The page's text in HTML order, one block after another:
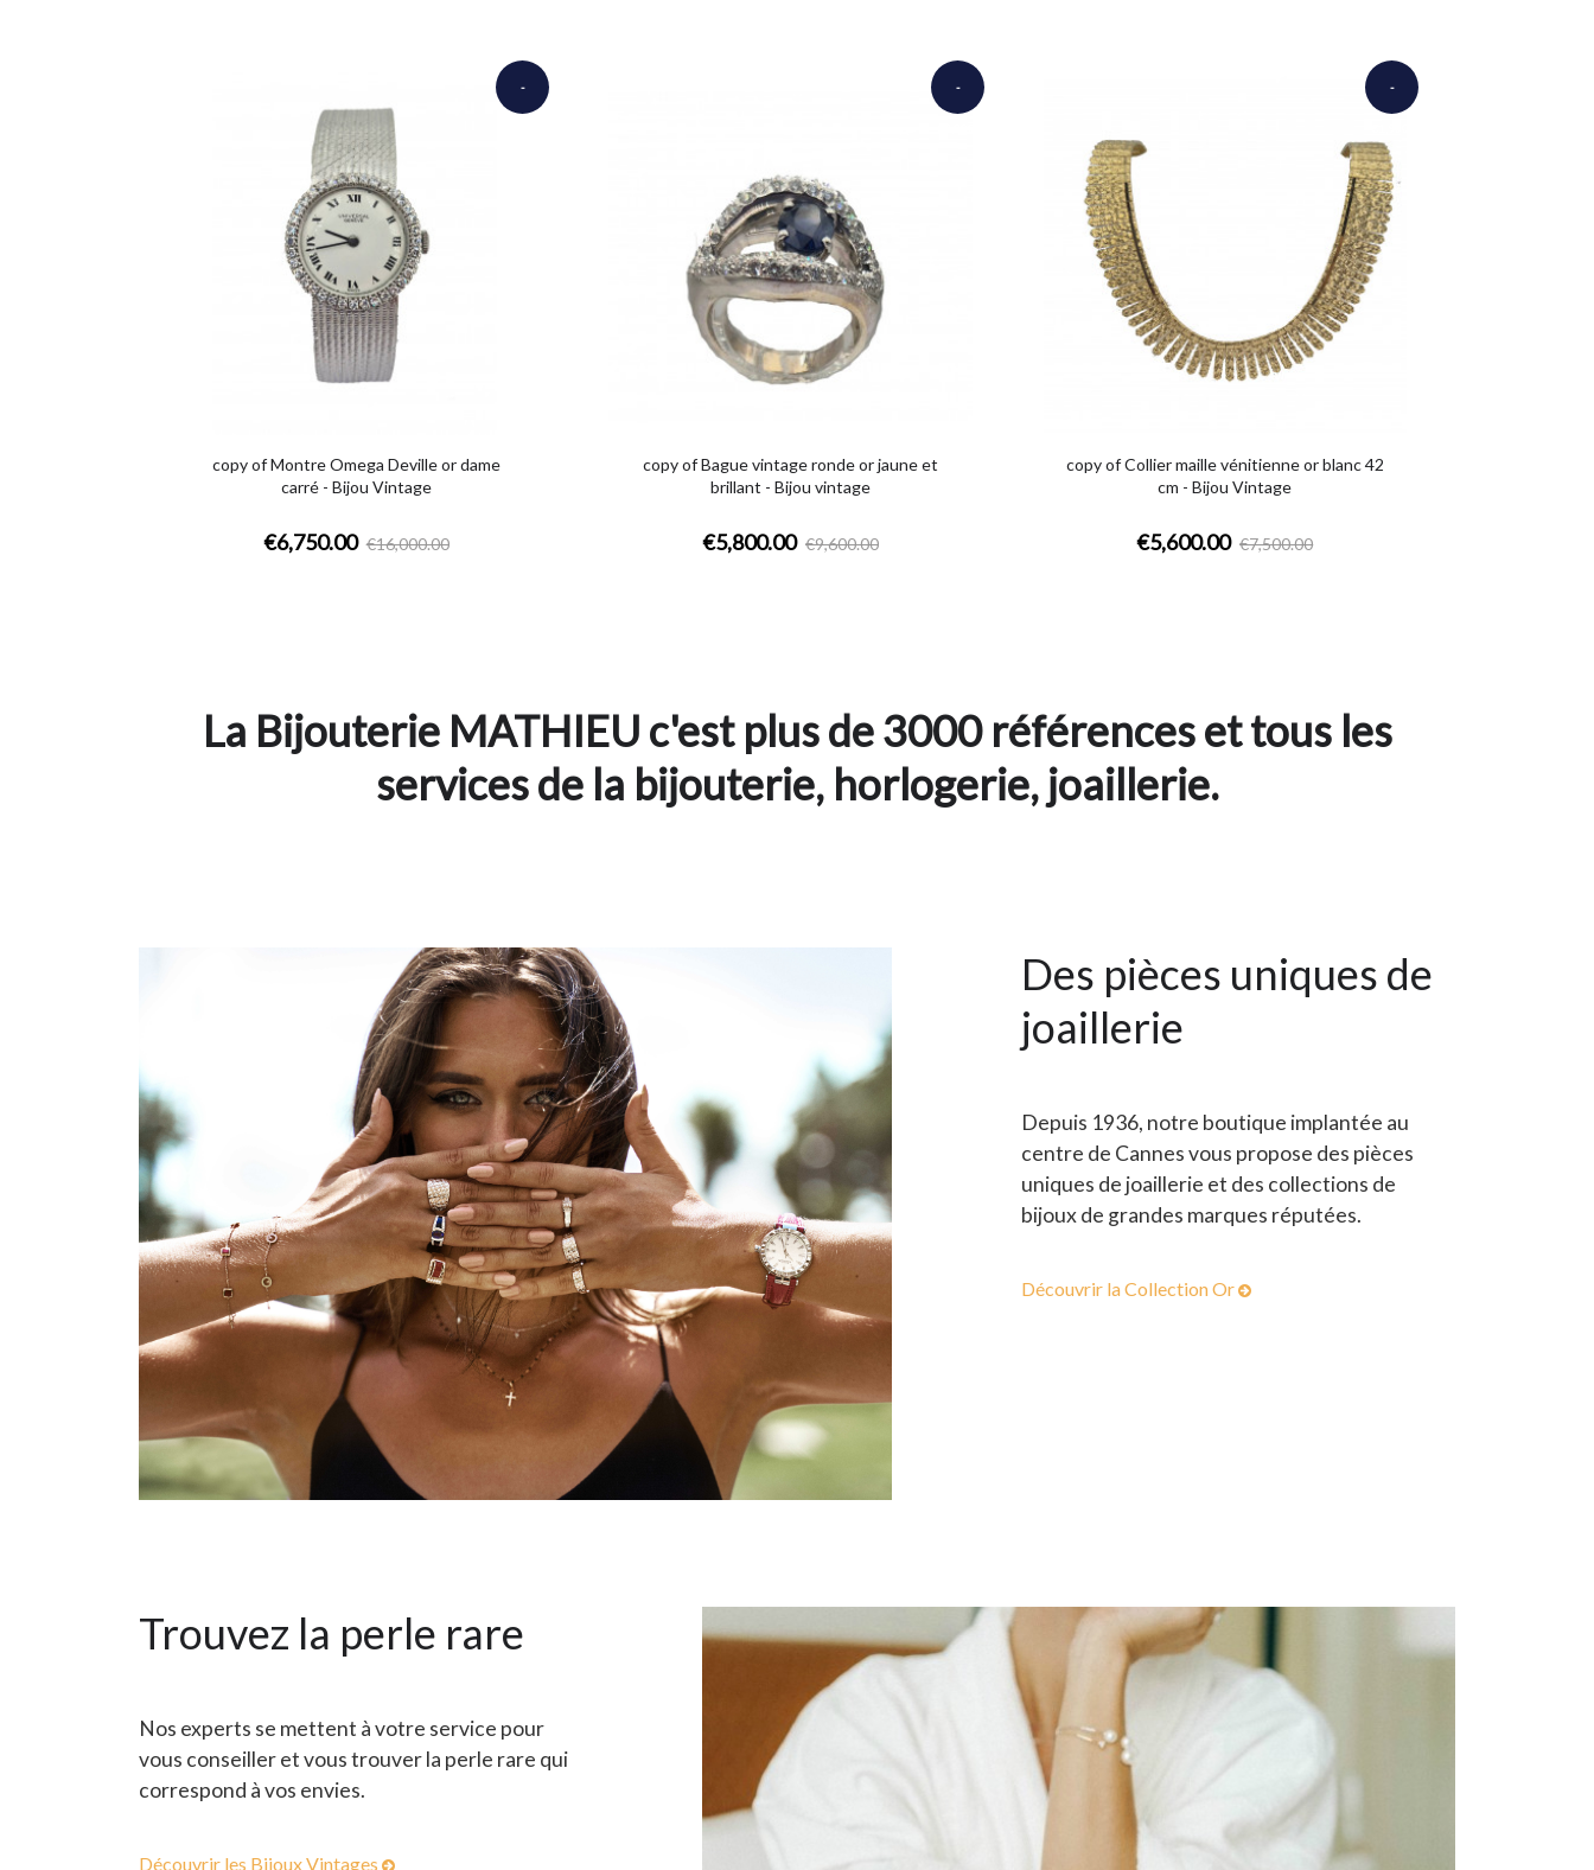
copy of Montre Omega Deville or dame
carré - Bijou Vintage
€6,750.00 €16,000.00
-
copy of Bague vintage ronde or jaune et
brillant - Bijou vintage
€5,800.00 €9,600.00
-
copy of Collier maille vénitienne or blanc 42
cm - Bijou Vintage
€5,600.00 €7,500.00
-
La Bijouterie MATHIEU c'est plus de 3000 références et tous les
services de la bijouterie, horlogerie, joaillerie.
Des pièces uniques de
joaillerie
Depuis 1936, notre boutique implantée au
centre de Cannes vous propose des pièces
uniques de joaillerie et des collections de
bijoux de grandes marques réputées.
Découvrir la Collection Or
Trouvez la perle rare
Nos experts se mettent à votre service pour
vous conseiller et vous trouver la perle rare qui
correspond à vos envies.
Découvrir les Bijoux Vintages